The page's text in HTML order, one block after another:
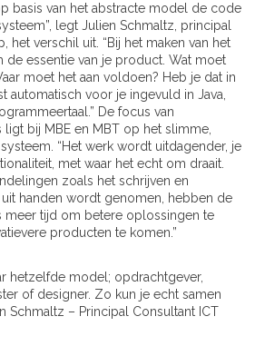
basis van het abstracte model de code
legt Julien Schmaltz, principal
het verschil uit. “Bij het maken van het
de essentie van je product. Wat moet
moet het aan voldoen? Heb je dat in
automatisch voor je ingevuld in Java,
De focus van
ligt bij MBE en MBT op het slimme,
“Het werk wordt uitdagender, je
met waar het echt om draait.
zoals het schrijven en
handen wordt genomen, hebben de
meer tijd om betere oplossingen te
producten te komen.”
hetzelfde model; opdrachtgever,
of designer. Zo kun je echt samen
Schmaltz – Principal Consultant ICT